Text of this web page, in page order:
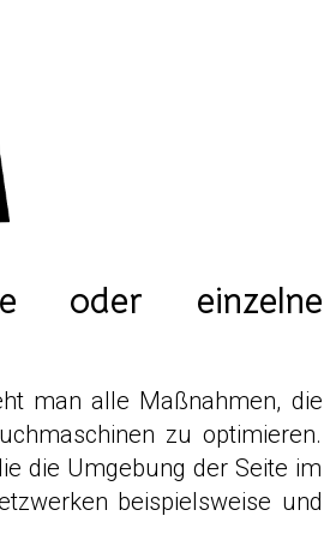
oder einzelne
man alle Maßnahmen, die
zu optimieren.
die Umgebung der Seite im
beispielsweise und